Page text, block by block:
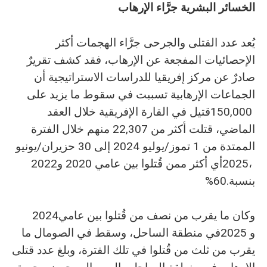
الخسائر‭ ‬البشرية‭ ‬جرَّاء‭ ‬الإرهاب
‬2025،‭ ‬أي‭ ‬أكثر‭ ‬ممن‭ ‬قُتلوا‭ ‬بين‭ ‬عامي‭ ‬2020‭ ‬و2022‭
‬بنسبة‭ %‬60‭.‬
وكان‭ ‬ما‭ ‬يقرب‭ ‬من‭ ‬نصف‭ ‬من‭ ‬قُتلوا‭ ‬بين‭ ‬عامي‭ ‬2024‭